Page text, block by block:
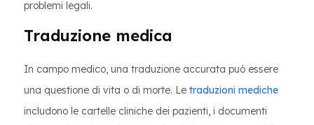
problemi legali.
Traduzione medica
In campo medico, una traduzione accurata può essere
una questione di vita o di morte. Le traduzioni mediche
includono le cartelle cliniche dei pazienti, i documenti